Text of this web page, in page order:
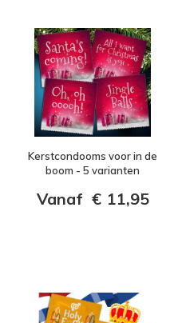
Kerstcondooms voor in de
boom - 5 varianten
Vanaf € 11,95